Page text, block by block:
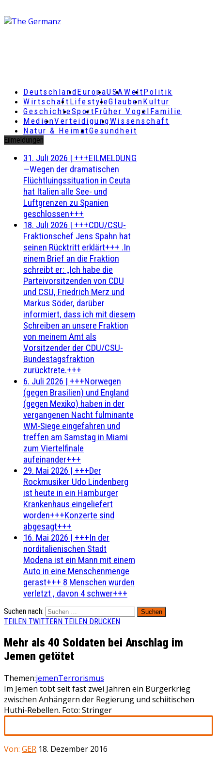
DeutschlandEuropaUSAWeltPolitik
Wirtschaft LifestyleGlaubenKultur
GeschichteSportFrüher Vogel Familie
MedienVerteidigungWissenschaft
Natur & HeimatGesundheit
Eilmeldungen
31. Juli 2026 | +++EILMELDUNG
—Wegen der dramatischen
Flüchtluingssituation in Ceuta
hat Italien alle See- und
Luftgrenzen zu Spanien
geschlossen+++
18. Juli 2026 | +++CDU/CSU-
Fraktionschef Jens Spahn hat
seinen Rücktritt erklärt+++ .In
einem Brief an die Fraktion
schreibt er: „Ich habe die
Parteivorsitzenden von CDU
und CSU, Friedrich Merz und
Markus Söder, darüber
informiert, dass ich mit diesem
Schreiben an unsere Fraktion
von meinem Amt als
Vorsitzender der CDU/CSU-
Bundestagsfraktion
zurücktrete.+++
6. Juli 2026 | +++Norwegen
(gegen Brasilien) und England
(gegen Mexiko) haben in der
vergangenen Nacht fulminante
WM-Siege eingefahren und
treffen am Samstag in Miami
zum Viertelfinale
aufeinander+++
29. Mai 2026 | +++Der
Rockmusiker Udo Lindenberg
ist heute in ein Hamburger
Krankenhaus eingeliefert
worden+++Konzerte sind
abgesagt+++
16. Mai 2026 | +++In der
norditalienischen Stadt
Modena ist ein Mann mit einem
Auto in eine Menschenmenge
gerast+++ 8 Menschen wurden
verletzt , davon 4 schwer+++
Suchen nach:
TEILEN TWITTERN TEILEN DRUCKEN
Mehr als 40 Soldaten bei Anschlag im
Jemen getötet
Themen:jemenTerrorismus
Im Jemen tobt seit fast zwei Jahren ein Bürgerkrieg
zwischen Anhängern der Regierung und schiitischen
Huthi-Rebellen. Foto: Stringer
Von: GER 18. Dezember 2016